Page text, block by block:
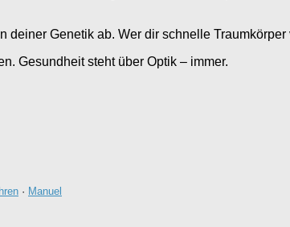
Genetik ab. Wer dir schnelle
Gesundheit steht über Optik – immer.
· Manuel